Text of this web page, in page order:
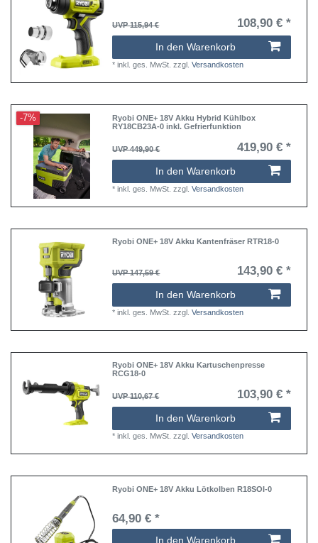
UVP 115,94 € 108,90 € *
In den Warenkorb
*inkl. ges. MwSt. zzgl.Versandkosten
-7%
Ryobi ONE+ 18V Akku Hybrid Kühlbox
RY18CB23A-0 inkl. Gefrierfunktion
UVP 449,90 € 419,90 € *
In den Warenkorb
*inkl. ges. MwSt. zzgl.Versandkosten
Ryobi ONE+ 18V Akku Kantenfräser RTR18-0
UVP 147,59 € 143,90 € *
In den Warenkorb
*inkl. ges. MwSt. zzgl.Versandkosten
Ryobi ONE+ 18V Akku Kartuschenpresse
RCG18-0
UVP 110,67 € 103,90 € *
In den Warenkorb
*inkl. ges. MwSt. zzgl.Versandkosten
Ryobi ONE+ 18V Akku Lötkolben R18SOI-0
64,90 € *
In den Warenkorb